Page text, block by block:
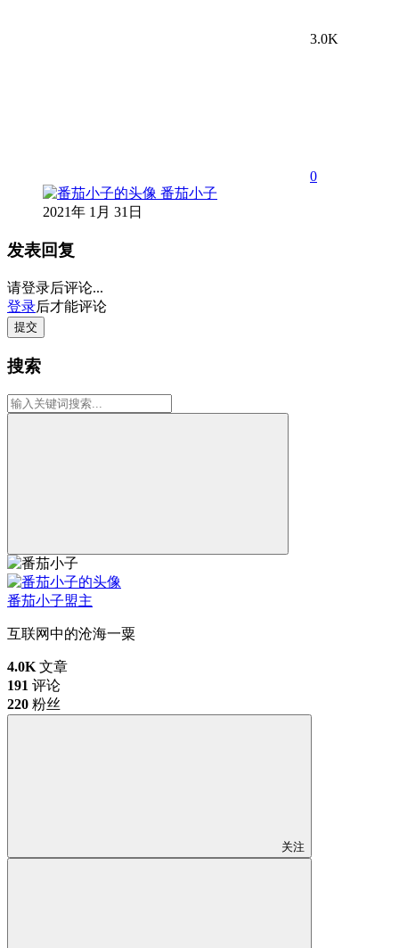
3.0K
0
番茄小子
2021年 1月 31日
发表回复
请登录后评论...
登录后才能评论
提交
搜索
番茄小子盟主
互联网中的沧海一粟
4.0K 文章
191 评论
220 粉丝
关注